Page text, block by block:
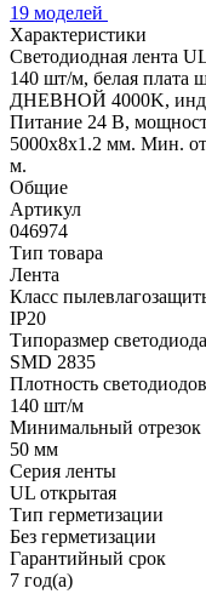
19 моделей
Характеристики
Светодиодная лента
140 шт/м, белая плата
ДНЕВНОЙ 4000K,
Питание 24 В,
5000x8x1.2 мм. Мин.
м.
Общие
Артикул
046974
Тип товара
Лента
Класс
IP20
Типоразмер светодиода
SMD 2835
Плотность светодиодов
140 шт/м
Минимальный отрезок
50 мм
Серия ленты
UL открытая
Тип герметизации
Без герметизации
Гарантийный срок
7 год(а)